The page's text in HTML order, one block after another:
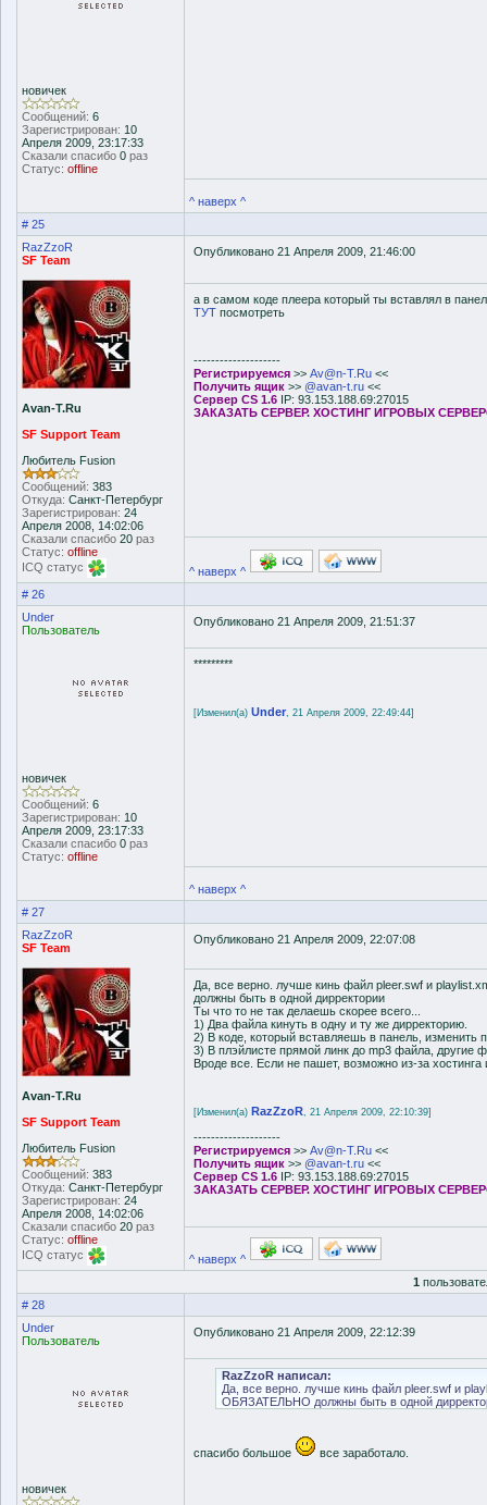
новичек
Сообщений: 6
Зарегистрирован: 10
Апреля 2009, 23:17:33
Сказали спасибо 0 раз
Статус: offline
^ наверх ^
# 25
RazZzoR
SF Team
Avan-T.Ru
SF Support Team
Любитель Fusion
Сообщений: 383
Откуда: Санкт-Петербург
Зарегистрирован: 24
Апреля 2008, 14:02:06
Сказали спасибо 20 раз
Статус: offline
ICQ статус
Опубликовано 21 Апреля 2009, 21:46:00
а в самом коде плеера который ты вставлял в
ТУТ посмотреть
--------------------
Регистрируемся >> Av@n-T.Ru <<
Получить ящик >> @avan-t.ru <<
Сервер CS 1.6 IP: 93.153.188.69:27015
ЗАКАЗАТЬ СЕРВЕР. ХОСТИНГ ИГРОВЫХ
^ наверх ^
# 26
Under
Пользователь
новичек
Сообщений: 6
Зарегистрирован: 10
Апреля 2009, 23:17:33
Сказали спасибо 0 раз
Статус: offline
Опубликовано 21 Апреля 2009, 21:51:37
*********
[Изменил(а) Under, 21 Апреля 2009, 22:49:44]
^ наверх ^
# 27
RazZzoR
SF Team
Avan-T.Ru
SF Support Team
Любитель Fusion
Сообщений: 383
Откуда: Санкт-Петербург
Зарегистрирован: 24
Апреля 2008, 14:02:06
Сказали спасибо 20 раз
Статус: offline
ICQ статус
Опубликовано 21 Апреля 2009, 22:07:08
Да, все верно. лучше кинь файл pleer.swf и
должны быть в одной дирректории
Ты что то не так делаешь скорее всего...
1) Два файла кинуть в одну и ту же дирректорию.
2) В коде, который вставляешь в панель, изменить
3) В плэйлисте прямой линк до mp3 файла, другие
Вроде все. Если не пашет, возможно из-за
[Изменил(а) RazZzoR, 21 Апреля 2009, 22:10:39]
--------------------
Регистрируемся >> Av@n-T.Ru <<
Получить ящик >> @avan-t.ru <<
Сервер CS 1.6 IP: 93.153.188.69:27015
ЗАКАЗАТЬ СЕРВЕР. ХОСТИНГ ИГРОВЫХ
^ наверх ^
1
# 28
Under
Пользователь
новичек
Опубликовано 21 Апреля 2009, 22:12:39
RazZzoR написал:
Да, все верно. лучше кинь файл pleer.swf и
ОБЯЗАТЕЛЬНО должны быть в одной
спасибо большое все заработало.